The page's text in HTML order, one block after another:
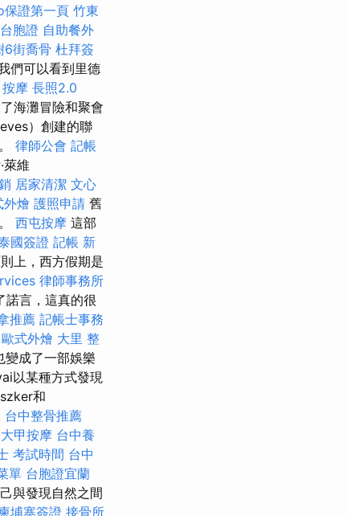
保證第一頁 竹東
台胞證 自助餐外
6街喬骨 杜拜簽
們可以看到里德
摩 長照2.0
海灘冒險和聚會
）創建的聯
律師公會 記帳
萊維
居家清潔 文心
外燴 護照申請 舊
西屯按摩 這部
國簽證 記帳 新
上，西方假期是
律師事務所
諾言，這真的很
推薦 記帳士事務
歐式外燴 大里 整
成了一部娛樂
以某種方式發現
和
台中整骨推薦
大甲按摩 台中養
考試時間 台中
單 台胞證宜蘭
與發現自然之間
埔寨簽證 接骨所